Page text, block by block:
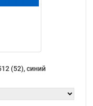
(52), синий